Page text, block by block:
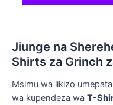
Jiunge na
Shirts za Grinch
Msimu wa likizo
wa kupendeza wa T-